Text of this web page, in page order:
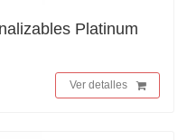
Platinum
Ver detalles